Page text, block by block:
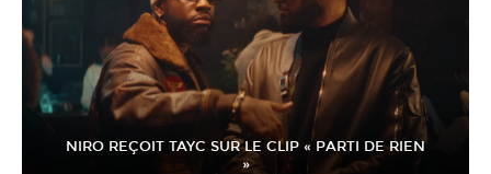
NIRO REÇOIT TAYC SUR LE CLIP « PARTI DE RIEN
»